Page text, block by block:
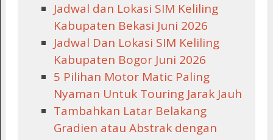
Jadwal dan Lokasi SIM Keliling
Kabupaten Bekasi Juni 2026
Jadwal Dan Lokasi SIM Keliling
Kabupaten Bogor Juni 2026
5 Pilihan Motor Matic Paling
Nyaman Untuk Touring Jarak Jauh
Tambahkan Latar Belakang
Gradien atau Abstrak dengan